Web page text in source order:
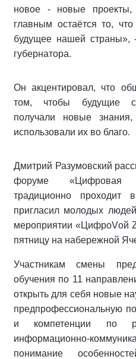
новое - новые
главным остаётся то,
будущее нашей страны»,
губернатора.
Он акцентировал, что
том, чтобы будущие
получали новые
использовали их во благо.
Дмитрий Разумовский
форуме «Цифровая
традиционно
пригласил молодых
мероприятии «ЦифроVой
пятницу на набережной
Участникам смены
обучения по 11
открыть для себя новые
предпрофессиональную
и компетенции по
информационно-
понимание